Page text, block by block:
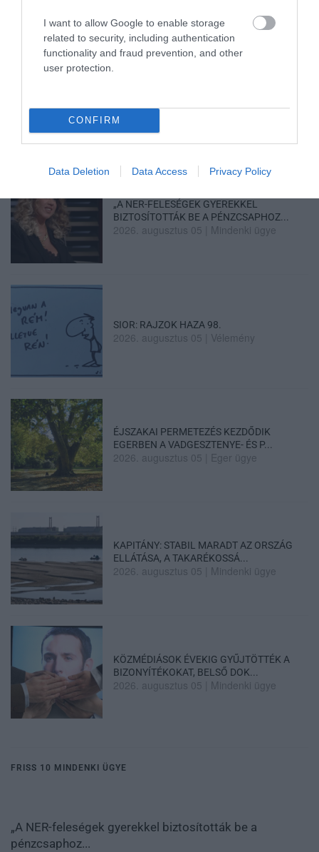
I want to allow Google to enable storage
related to security, including authentication
functionality and fraud prevention, and other
user protection.
CONFIRM
Data Deletion Data Access Privacy Policy
2026. augusztus 05
„A NER-FELESÉGEK GYEREKKEL
BIZTOSÍTOTTÁK BE A PÉNZCSAPHOZ...
2026. augusztus 05 Mindenki ügye
SIOR: RAJZOK HAZA 98.
2026. augusztus 05 Vélemény
ÉJSZAKAI PERMETEZÉS KEZDŐDIK
EGERBEN A VADGESZTENYE- ÉS P...
2026. augusztus 05 Eger ügye
KAPITÁNY: STABIL MARADT AZ ORSZÁG
ELLÁTÁSA, A TAKARÉKOSSÁ...
2026. augusztus 05 Mindenki ügye
KÖZMÉDIÁSOK ÉVEKIG GYŰJTÖTTÉK A
BIZONYÍTÉKOKAT, BELSŐ DOK...
2026. augusztus 05 Mindenki ügye
FRISS 10 MINDENKI ÜGYE
„A NER-feleségek gyerekkel biztosították be a
pénzcsaphoz...